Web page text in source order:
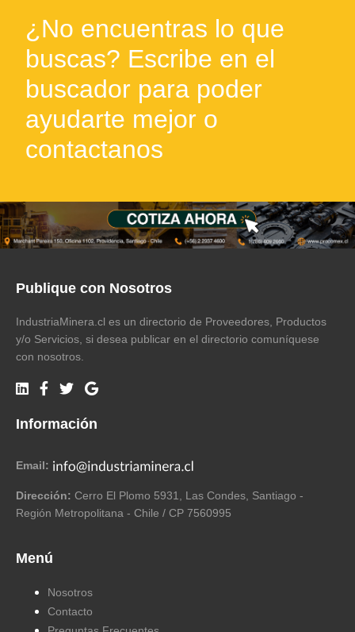
¿No encuentras lo que
buscas? Escribe en el
buscador para poder
ayudarte mejor o
contactanos
Publique con Nosotros
IndustriaMinera.cl es un directorio de Proveedores, Productos
y/o Servicios, si desea publicar en el directorio comuníquese
con nosotros.
Información
Email:
Dirección: Cerro El Plomo 5931, Las Condes, Santiago -
Región Metropolitana - Chile / CP 7560995
Menú
Nosotros
Contacto